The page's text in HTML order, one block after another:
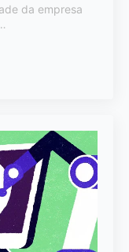
da empresa